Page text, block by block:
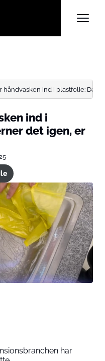
ind i plastfolie: Da
ind i
det igen, er
har